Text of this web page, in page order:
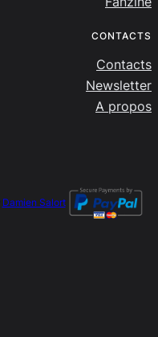
CONTACTS
Contacts
Newsletter
A propos
Damien Salort